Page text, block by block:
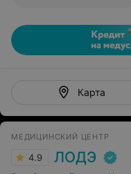
Карта
МЕДИЦИНСКИЙ ЦЕНТР
4.9 ЛОДЭ